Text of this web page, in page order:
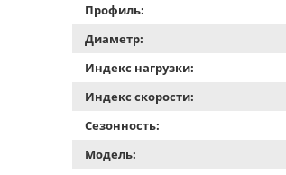
Профиль:
Диаметр:
Индекс нагрузки:
Индекс скорости:
Сезонность:
Модель: